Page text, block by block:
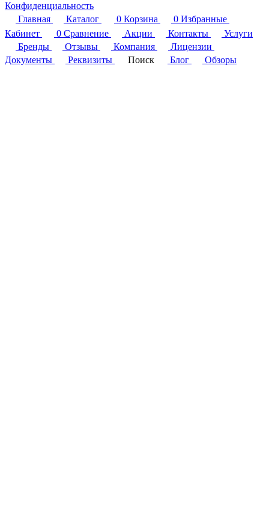
Конфиденциальность
Главная
Каталог 0 Корзина 0 Избранные
Кабинет
0 Сравнение Акции Контакты
Услуги
Бренды
Отзывы Компания
Лицензии
Документы
Реквизиты Поиск Блог Обзоры